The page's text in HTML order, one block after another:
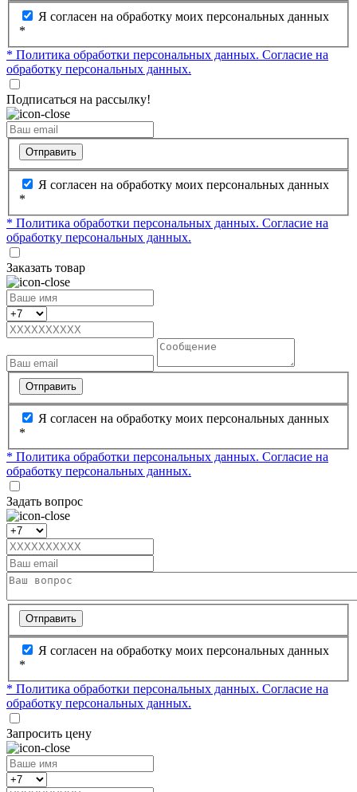
Я согласен на обработку моих персональных данных
*
* Политика обработки персональных данных. Согласие на
обработку персональных данных.
Подписаться на рассылку!
Отправить
Я согласен на обработку моих персональных данных
*
* Политика обработки персональных данных. Согласие на
обработку персональных данных.
Заказать товар
Отправить
Я согласен на обработку моих персональных данных
*
* Политика обработки персональных данных. Согласие на
обработку персональных данных.
Задать вопрос
Отправить
Я согласен на обработку моих персональных данных
*
* Политика обработки персональных данных. Согласие на
обработку персональных данных.
Запросить цену